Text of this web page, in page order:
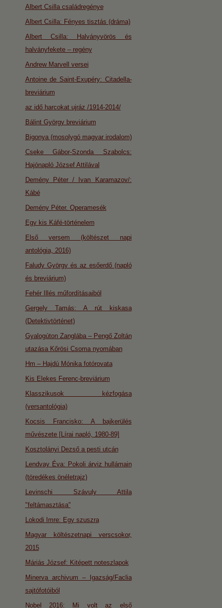
Albert Csilla családregénye
Albert Csilla: Fényes tisztás (dráma)
Albert Csilla: Halványvörös és
halványfekete – regény
Andrew Marvell versei
Antoine de Saint-Exupéry: Citadella-
breviárium
az idő harcokat ujráz /1914-2014/
Bálint György breviárium
Bigonya (mosolygó magyar irodalom)
Cseke Gábor-Szonda Szabolcs:
Hajónapló József Attilával
Demény Péter / Ivan Karamazov/:
Kábé
Demény Péter. Operamesék
Egy kis Káfé-történelem
Első versem (költészet napi
antológia, 2016)
Faludy György és az esőerdő (napló
és breviárium)
Fehér Illés műfordításaiból
Gergely Tamás: A rút kiskasa
(Detektivtörténet)
Gyalogúton Zanglába – Pengő Zoltán
utazása Kőrösi Csoma nyomában
Hm – Hajdú Mónika fotórovata
Kis Elekes Ferenc-breviárium
Klasszikusok kézfogása
(versantológia)
Kocsis Francisko: A bajkerülés
művészete [Lírai napló, 1980-89]
Kosztolányi Dezső a pesti utcán
Lendvay Éva: Pokoli árviz hullámain
(töredékes önéletrajz)
Levinschi Szávuly Attila
"feltámasztása"
Lokodi Imre: Egy szuszra
Magyar költészetnapi verscsokor,
2015
Máriás József: Kitépett noteszlapok
Minerva archivum – Igazság/Faclia
sajtófotóiból
Nobel 2016: Mi volt az első